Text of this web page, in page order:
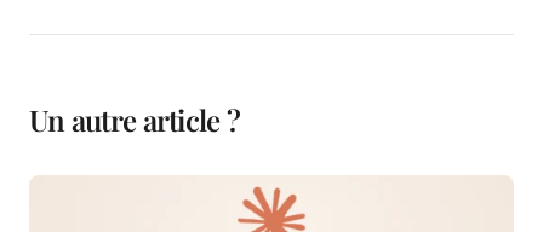
Un autre article ?